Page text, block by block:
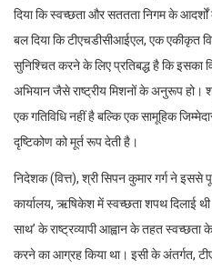
दिया कि स्वच्छता और सततता निगम के
बल दिया कि टीएचडीसीआईएल, एक एकीकृत
सुनिश्चित करने के लिए प्रतिबद्ध है कि इसका
अभियान जैसे राष्ट्रीय मिशनों के अनुरूप हो।
एक गतिविधि नहीं है बल्कि एक सामूहिक
दृष्टिकोण को मूर्त रूप देती है।
निदेशक (वित्त), श्री सिपन कुमार गर्ग ने इससे
कार्यालय, ऋषिकेश में स्वच्छता शपथ दिलाई
साथ’ के राष्ट्रव्यापी आह्वान के तहत
करने का आग्रह किया था। इसी के अंतर्गत,